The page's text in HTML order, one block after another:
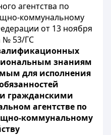
агентства по
коммунальному
от 13 ноября
№ 53/ГС
знаниям
для исполнения
гражданскими
агентстве по
коммунальному